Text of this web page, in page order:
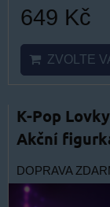
649 Kč
ZVOLTE
K-Pop
Akční
DOPRAVA